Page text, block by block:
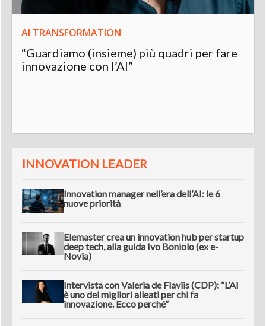
AI TRANSFORMATION
“Guardiamo (insieme) più quadri per fare
innovazione con l’AI”
INNOVATION LEADER
Innovation manager nell’era dell’AI: le 6
nuove priorità
Elemaster crea un innovation hub per startup
deep tech, alla guida Ivo Boniolo (ex e-
Novia)
Intervista con Valeria de Flaviis (CDP): “L’AI
è uno dei migliori alleati per chi fa
innovazione. Ecco perché”